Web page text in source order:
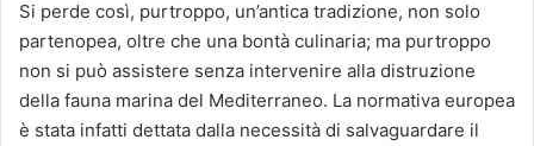
Si perde così, purtroppo, un’antica tradizione, non solo
partenopea, oltre che una bontà culinaria; ma purtroppo
non si può assistere senza intervenire alla distruzione
della fauna marina del Mediterraneo. La normativa europea
è stata infatti dettata dalla necessità di salvaguardare il